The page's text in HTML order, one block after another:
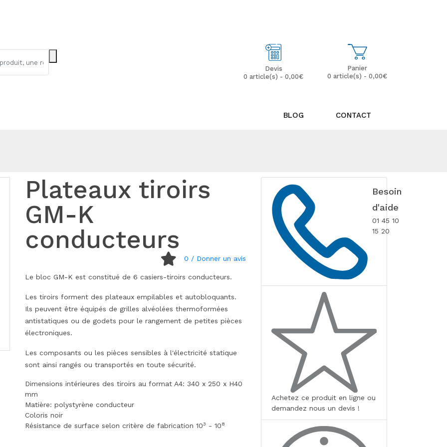
Panier
0 article(s) - 0,00€
Devis
0 article(s) - 0,00€
BLOG CONTACT
Plateaux tiroirs
GM-K
conducteurs
0 / Donner un avis
Le bloc GM-K est constitué de 6 casiers-tiroirs conducteurs.
Les tiroirs forment des plateaux empilables et autobloquants.
Ils peuvent être équipés de grilles alvéolées thermoformées
antistatiques ou de godets pour le rangement de petites pièces
électroniques.
Les composants ou les pièces sensibles à l'électricité statique
sont ainsi rangés ou transportés en toute sécurité.
Dimensions intérieures des tiroirs au format A4: 340 x 250 x H40
mm
Matière: polystyrène conducteur
Coloris noir
Résistance de surface selon critère de fabrication 103 - 108
Besoin
d'aide
01 45 10
15 20
Achetez ce produit en ligne ou
demandez nous un devis !